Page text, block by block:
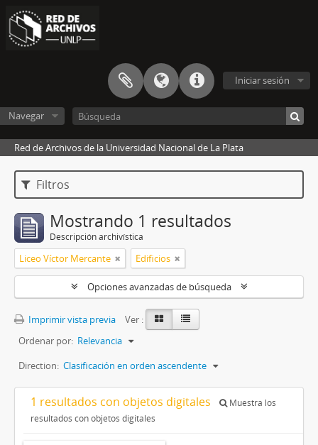
Iniciar sesión
Navegar
Red de Archivos de la Universidad Nacional de La Plata
Filtros
Mostrando 1 resultados
Descripción archivística
Liceo Víctor Mercante Edificios
Opciones avanzadas de búsqueda
Imprimir vista previa
Ver :
Ordenar por: Relevancia
Direction: Clasificación en orden ascendente
1 resultados con objetos digitales
Muestra los
resultados con objetos digitales